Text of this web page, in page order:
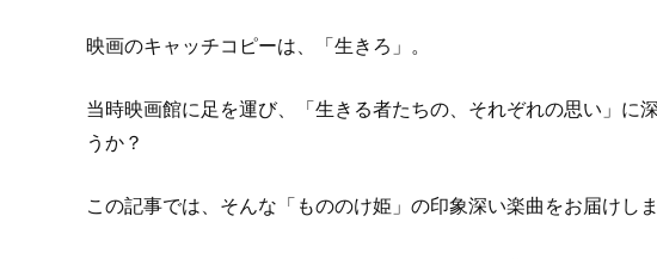
映画のキャッチコピーは、「生きろ」。
当時映画館に足を運び、「生きる者たちの、それぞれの思い」に
うか？
この記事では、そんな「もののけ姫」の印象深い楽曲をお届けしま